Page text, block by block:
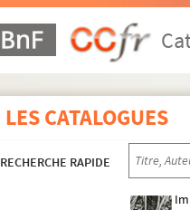
LES CATALOGUES
RECHERCHE RAPIDE